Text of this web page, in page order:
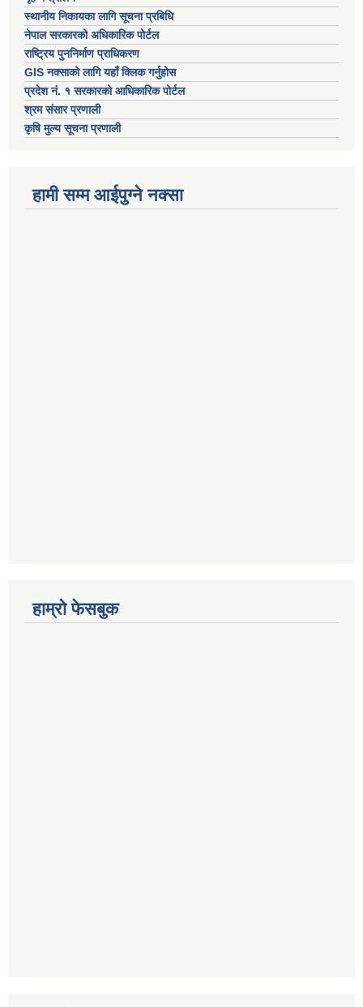
स्थानीय निकायका लागि सूचना प्रबिधि
नेपाल सरकारको अधिकारिक पोर्टल
राष्ट्रिय पुननिर्माण प्राधिकरण
GIS नक्साको लागि यहाँ क्लिक गर्नुहोस
प्रदेश नं. १ सरकारको आधिकारिक पोर्टल
श्रम संसार प्रणाली
कृषि मुल्य सूचना प्रणाली
हामी सम्म आईपुग्ने नक्सा
हाम्रो फेसबुक